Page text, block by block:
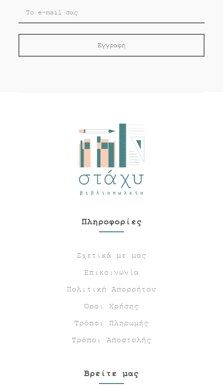
Πληροφορίες
Σχετικά με μας
Επικοινωνία
Πολιτική Απορρήτου
Όροι Χρήσης
Τρόποι Πληρωμής
Τρόποι Αποστολής
Βρείτε μας